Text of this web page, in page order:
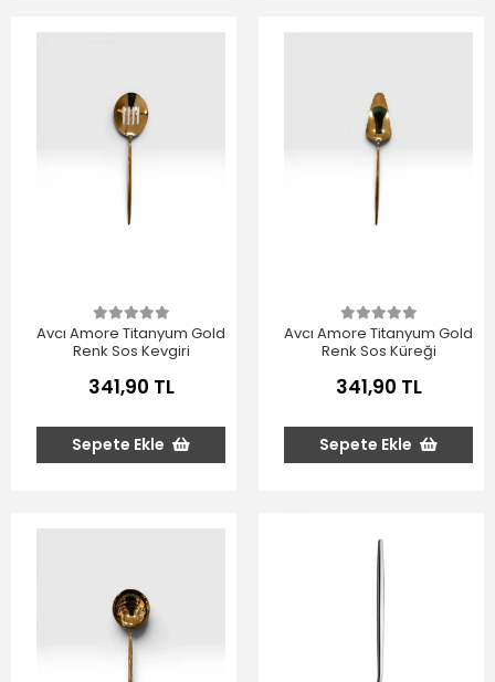
Avcı Amore Titanyum Gold
Renk Sos Kevgiri
341,90 TL
Sepete Ekle
Avcı Amore Titanyum Gold
Renk Sos Küreği
341,90 TL
Sepete Ekle